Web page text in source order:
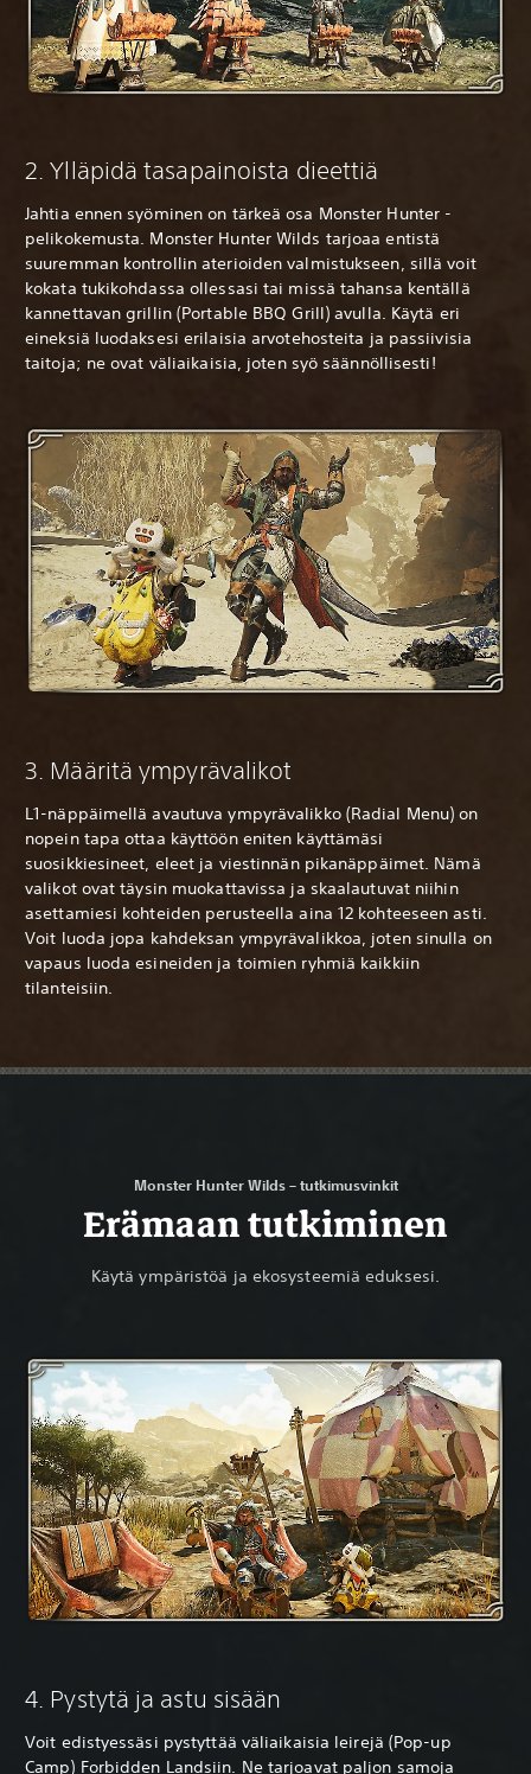
2. Ylläpidä tasapainoista dieettiä
Jahtia ennen syöminen on tärkeä osa Monster Hunter -
pelikokemusta. Monster Hunter Wilds tarjoaa entistä
suuremman kontrollin aterioiden valmistukseen, sillä voit
kokata tukikohdassa ollessasi tai missä tahansa kentällä
kannettavan grillin (Portable BBQ Grill) avulla. Käytä eri
eineksiä luodaksesi erilaisia arvotehosteita ja passiivisia
taitoja; ne ovat väliaikaisia, joten syö säännöllisesti!
3. Määritä ympyrävalikot
L1-näppäimellä avautuva ympyrävalikko (Radial Menu) on
nopein tapa ottaa käyttöön eniten käyttämäsi
suosikkiesineet, eleet ja viestinnän pikanäppäimet. Nämä
valikot ovat täysin muokattavissa ja skaalautuvat niihin
asettamiesi kohteiden perusteella aina 12 kohteeseen asti.
Voit luoda jopa kahdeksan ympyrävalikkoa, joten sinulla on
vapaus luoda esineiden ja toimien ryhmiä kaikkiin
tilanteisiin.
Monster Hunter Wilds – tutkimusvinkit
Erämaan tutkiminen
Käytä ympäristöä ja ekosysteemiä eduksesi.
4. Pystytä ja astu sisään
Voit edistyessäsi pystyttää väliaikaisia leirejä (Pop-up
Camp) Forbidden Landsiin. Ne tarjoavat paljon samoja